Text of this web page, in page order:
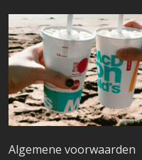
Algemene voorwaarden